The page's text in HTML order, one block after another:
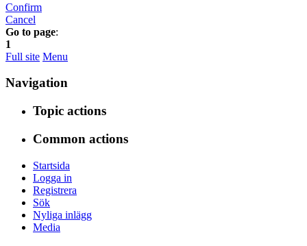
Confirm
Cancel
Go to page:
1
Full site Menu
Navigation
Topic actions
Common actions
Startsida
Logga in
Registrera
Sök
Nyliga inlägg
Media